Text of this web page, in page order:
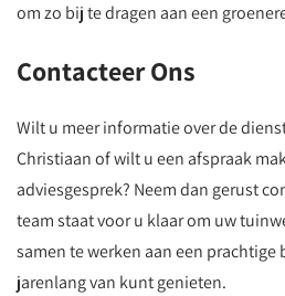
om zo bij te dragen aan een
Contacteer Ons
Wilt u meer informatie over de
Christiaan of wilt u een afspraak
adviesgesprek? Neem dan gerust
team staat voor u klaar om uw
samen te werken aan een
jarenlang van kunt genieten.